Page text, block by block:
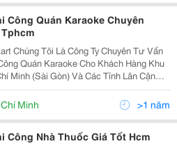
Công Quán Karaoke Chuyên
Chúng Tôi Là Công Ty Chuyên Tư Vấn
Quán Karaoke Cho Khách Hàng Khu
Minh (Sài Gòn) Và Các Tỉnh Lân Cận
Đồng Nai, Long An, Bà Rịa Vũng
Chúng Tôi Tự Hào Với Đội Ngũ Thiết K
Minh >1 năm
Công Nhà Thuốc Giá Tốt Hcm